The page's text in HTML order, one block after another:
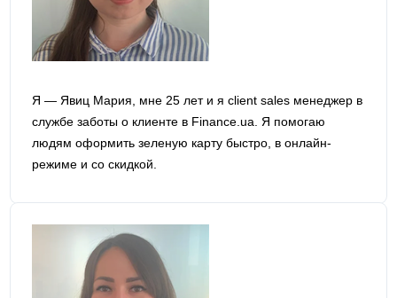
Я — Явиц Мария, мне 25 лет и я сlient sales менеджер в
службе заботы о клиенте в Finance.ua. Я помогаю
людям оформить зеленую карту быстро, в онлайн-
режиме и со скидкой.